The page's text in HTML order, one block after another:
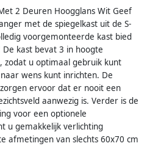
2 Deuren Hoogglans Wit Geef
met de spiegelkast uit de S-
voorgemonteerde kast bied
kast bevat 3 in hoogte
zodat u optimaal gebruik kunt
wens kunt inrichten. De
ervoor dat er nooit een
aanwezig is. Verder is de
voor een optionele
u gemakkelijk verlichting
afmetingen van slechts 60x70 cm